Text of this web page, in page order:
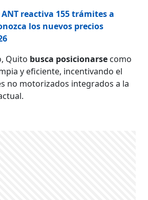
ANT reactiva 155 trámites a
los nuevos precios
Quito busca posicionarse como
y eficiente, incentivando el
no motorizados integrados a la